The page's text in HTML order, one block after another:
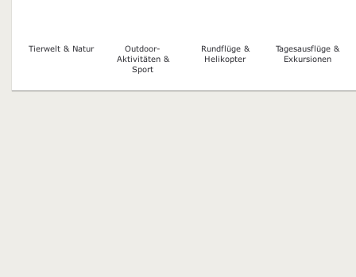
Tierwelt & Natur
Outdoor-
Aktivitäten &
Sport
Rundflüge &
Helikopter
Tagesausflüge &
Exkursionen